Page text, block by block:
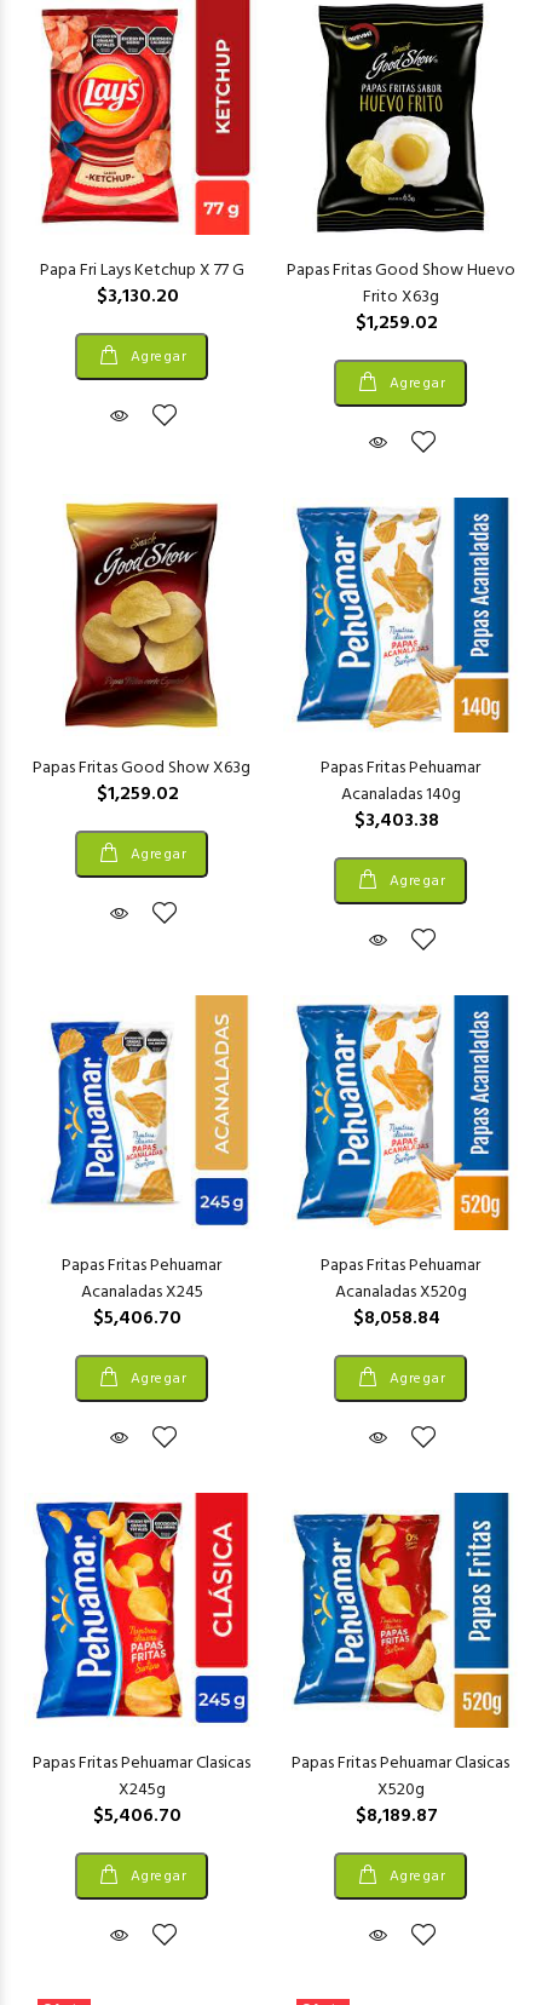
Papa Fri Lays Ketchup X 77 G
$3,130.20
Agregar
Papas Fritas Good Show Huevo
Frito X63g
$1,259.02
Agregar
Papas Fritas Good Show X63g
$1,259.02
Agregar
Papas Fritas Pehuamar
Acanaladas 140g
$3,403.38
Agregar
Papas Fritas Pehuamar
Acanaladas X245
$5,406.70
Agregar
Papas Fritas Pehuamar
Acanaladas X520g
$8,058.84
Agregar
Papas Fritas Pehuamar Clasicas
X245g
$5,406.70
Agregar
Papas Fritas Pehuamar Clasicas
X520g
$8,189.87
Agregar